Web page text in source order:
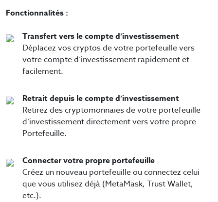
Fonctionnalités :
Transfert vers le compte d’investissement
Déplacez vos cryptos de votre portefeuille vers
votre compte d’investissement rapidement et
facilement.
Retrait depuis le compte d’investissement
Retirez des cryptomonnaies de votre portefeuille
d’investissement directement vers votre propre
Portefeuille.
Connecter votre propre portefeuille
Créez un nouveau portefeuille ou connectez celui
que vous utilisez déjà (MetaMask, Trust Wallet,
etc.).